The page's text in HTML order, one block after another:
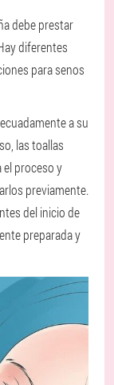
debe prestar
diferentes
para senos
a su
las toallas
el proceso y
previamente.
del inicio de
preparada y